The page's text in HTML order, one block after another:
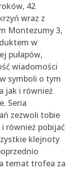
42
wraz z
Montezumy 3,
w
pułapów,
wiadomości
symboli o tym
jak i również
Seria
zezwoli tobie
również pobijać
klejnoty
temat trofea za